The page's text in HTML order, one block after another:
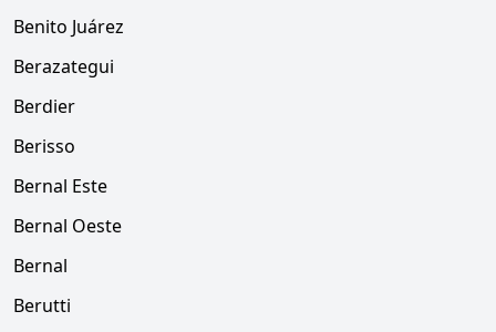
Benito Juárez
Berazategui
Berdier
Berisso
Bernal Este
Bernal Oeste
Bernal
Berutti